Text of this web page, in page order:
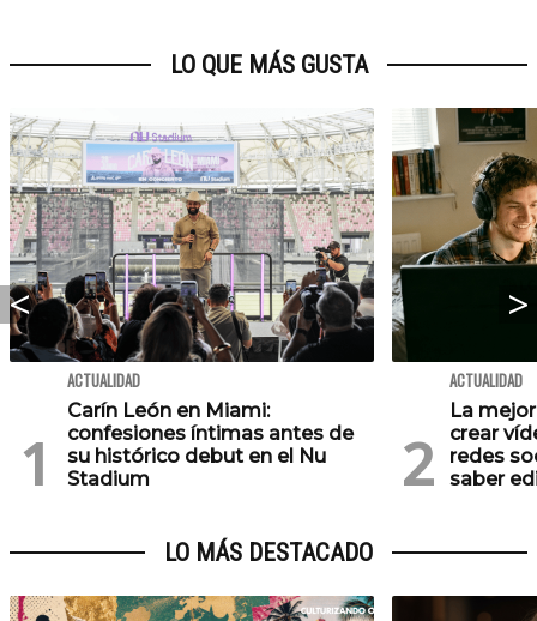
LO QUE MÁS GUSTA
ACTUALIDAD
Carín León en Miami:
confesiones íntimas antes de
su histórico debut en el Nu
Stadium
ACTUALIDAD
La
crear
redes
saber
LO MÁS DESTACADO